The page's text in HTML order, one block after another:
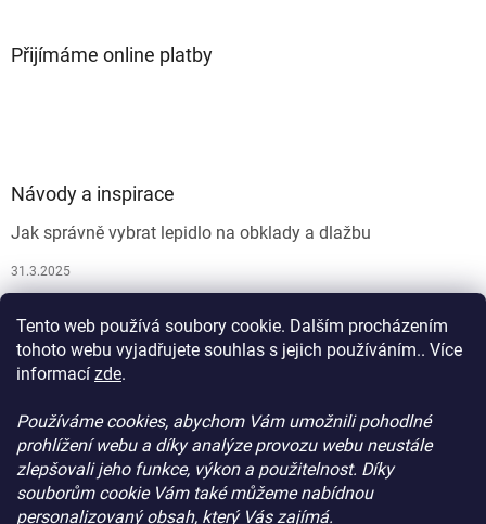
Tento web používá soubory cookie. Dalším procházením
tohoto webu vyjadřujete souhlas s jejich používáním.. Více
informací zde.
Používáme cookies, abychom Vám umožnili pohodlné
prohlížení webu a díky analýze provozu webu neustále
zlepšovali jeho funkce, výkon a použitelnost. Díky
souborům cookie Vám také můžeme nabídnou
personalizovaný obsah, který Vás zajímá.
Přijímáme online platby
Návody a inspirace
Jak správně vybrat lepidlo na obklady a dlažbu
31.3.2025